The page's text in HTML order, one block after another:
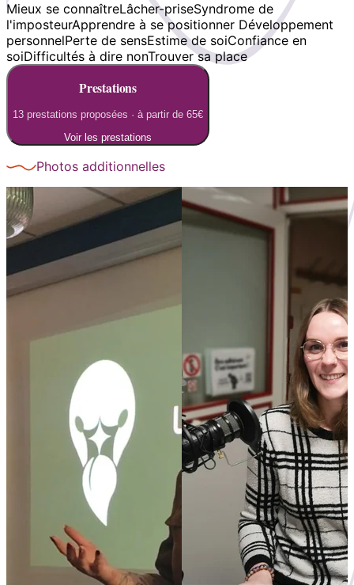
Mieux se connaîtreLâcher-priseSyndrome de
l'imposteurApprendre à se positionner Développement
personnelPerte de sensEstime de soiConfiance en
soiDifficultés à dire nonTrouver sa place
Prestations
13 prestations proposées · à partir de 65€
Voir les prestations
Photos additionnelles